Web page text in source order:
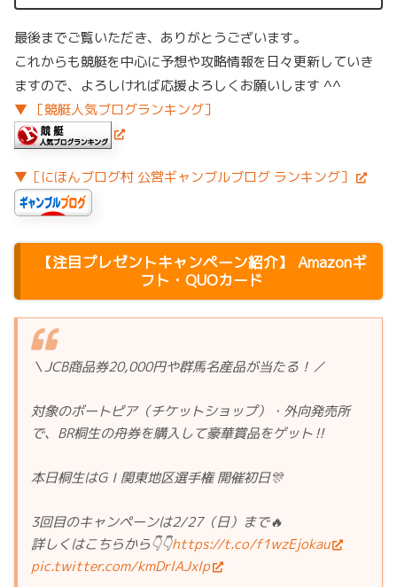
最後までご覧いただき、ありがとうございます。
これからも競艇を中心に予想や攻略情報を日々更新していき
ますので、よろしければ応援よろしくお願いします ^^
▼ ［競艇人気ブログランキング］
▼［にほんブログ村 公営ギャンブルブログ ランキング］
【注目プレゼントキャンペーン紹介】 Amazonギ
フト・QUOカード
＼JCB商品券20,000円や群馬名産品が当たる！／
対象のボートピア（チケットショップ）・外向発売所
で、BR桐生の舟券を購入して豪華賞品をゲット‼️
本日桐生はGⅠ関東地区選手権 開催初日🎊
3回目のキャンペーンは2/27（日）まで🔥
詳しくはこちらから👇👇https://t.co/f1wzEjokau
pic.twitter.com/kmDrlAJxlp